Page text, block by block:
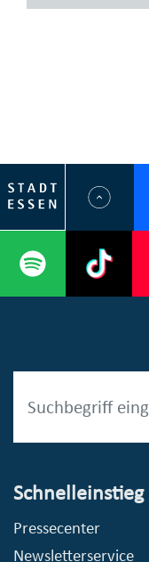
Schnelleinstieg
Pressecenter
Newsletterservice